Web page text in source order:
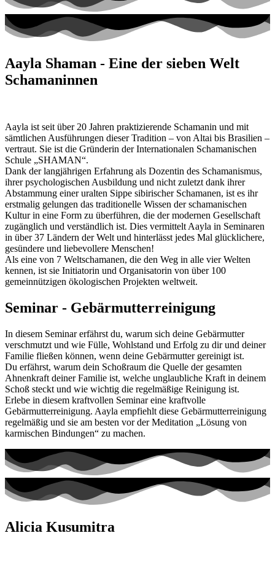
Aayla Shaman - Eine der sieben Welt
Schamaninnen
Aayla ist seit über 20 Jahren praktizierende Schamanin und mit
sämtlichen Ausführungen dieser Tradition – von Altai bis Brasilien –
vertraut. Sie ist die Gründerin der Internationalen Schamanischen
Schule „SHAMAN“.
Dank der langjährigen Erfahrung als Dozentin des Schamanismus,
ihrer psychologischen Ausbildung und nicht zuletzt dank ihrer
Abstammung einer uralten Sippe sibirischer Schamanen, ist es ihr
erstmalig gelungen das traditionelle Wissen der schamanischen
Kultur in eine Form zu überführen, die der modernen Gesellschaft
zugänglich und verständlich ist. Dies vermittelt Aayla in Seminaren
in über 37 Ländern der Welt und hinterlässt jedes Mal glücklichere,
gesündere und liebevollere Menschen!
Als eine von 7 Weltschamanen, die den Weg in alle vier Welten
kennen, ist sie Initiatorin und Organisatorin von über 100
gemeinnützigen ökologischen Projekten weltweit.
Seminar - Gebärmutterreinigung
In diesem Seminar erfährst du, warum sich deine Gebärmutter
verschmutzt und wie Fülle, Wohlstand und Erfolg zu dir und deiner
Familie fließen können, wenn deine Gebärmutter gereinigt ist.
Du erfährst, warum dein Schoßraum die Quelle der gesamten
Ahnenkraft deiner Familie ist, welche unglaubliche Kraft in deinem
Schoß steckt und wie wichtig die regelmäßige Reinigung ist.
Erlebe in diesem kraftvollen Seminar eine kraftvolle
Gebärmutterreinigung. Aayla empfiehlt diese Gebärmutterreinigung
regelmäßig und sie am besten vor der Meditation „Lösung von
karmischen Bindungen“ zu machen.
Alicia Kusumitra